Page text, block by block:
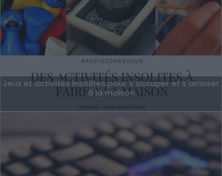
Jeux et activités insolites pour s'occuper et s'amuser
à la maison